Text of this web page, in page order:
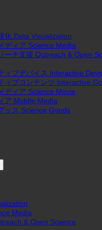
化 Data Visualization
ディア Science Media
ーチ支援 Outreach & Open
ィブデバイス Interactive
ィブコンテンツ Interactive
ディア Science Movie
ア Middle Media
ッズ Science Goods
Media
& Open Science